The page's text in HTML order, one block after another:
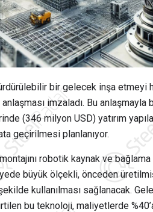
bir gelecek inşa
imzaladı. Bu
(346 milyon USD) yatırım
geçirilmesi planlanıyor.
robotik kaynak ve
büyük ölçekli, önceden
kullanılması sağlanacak.
bu teknoloji, maliyetlerde